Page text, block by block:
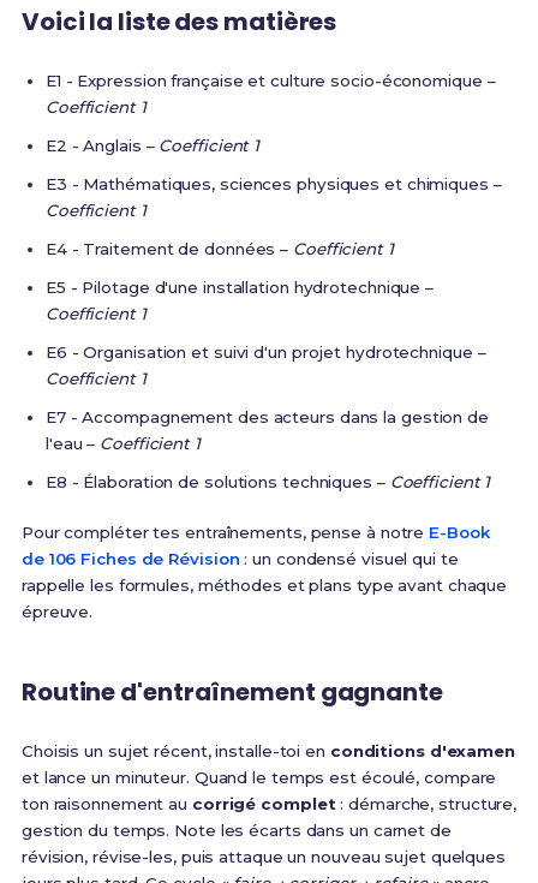
Voici la liste des matières
E1 - Expression française et culture socio-économique –
Coefficient 1
E2 - Anglais – Coefficient 1
E3 - Mathématiques, sciences physiques et chimiques –
Coefficient 1
E4 - Traitement de données – Coefficient 1
E5 - Pilotage d'une installation hydrotechnique –
Coefficient 1
E6 - Organisation et suivi d'un projet hydrotechnique –
Coefficient 1
E7 - Accompagnement des acteurs dans la gestion de
l'eau – Coefficient 1
E8 - Élaboration de solutions techniques – Coefficient 1
Pour compléter tes entraînements, pense à notre E-Book
de 106 Fiches de Révision : un condensé visuel qui te
rappelle les formules, méthodes et plans type avant chaque
épreuve.
Routine d'entraînement gagnante
Choisis un sujet récent, installe-toi en conditions d'examen
et lance un minuteur. Quand le temps est écoulé, compare
ton raisonnement au corrigé complet : démarche, structure,
gestion du temps. Note les écarts dans un carnet de
révision, révise-les, puis attaque un nouveau sujet quelques